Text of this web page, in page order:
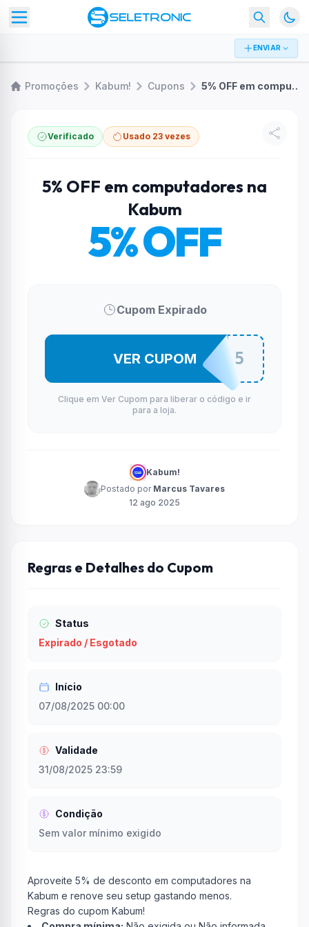
ENVIAR
Promoções Kabum! Cupons 5% OFF em computadores na Kabum
Verificado Usado 23 vezes
5% OFF em computadores na
Kabum
5% OFF
Cupom Expirado
PC5
VER CUPOM
Clique em Ver Cupom para liberar o código e ir
para a loja.
Kabum!
Postado por Marcus Tavares
12 ago 2025
Regras e Detalhes do Cupom
Status
Expirado / Esgotado
Início
07/08/2025 00:00
Validade
31/08/2025 23:59
Condição
Sem valor mínimo exigido
Aproveite 5% de desconto em computadores na
Kabum e renove seu setup gastando menos.
Regras do cupom Kabum!